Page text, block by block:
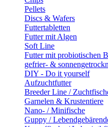
Pellets
Discs & Wafers
Futtertabletten
Futter mit Algen
Soft Line
Futter mit probiotischen
gefrier- &
DIY - Do it yourself
Aufzuchtfutter
Breeder Line /
Garnelen & Krustentiere
Nano- / Minifische
Guppy /